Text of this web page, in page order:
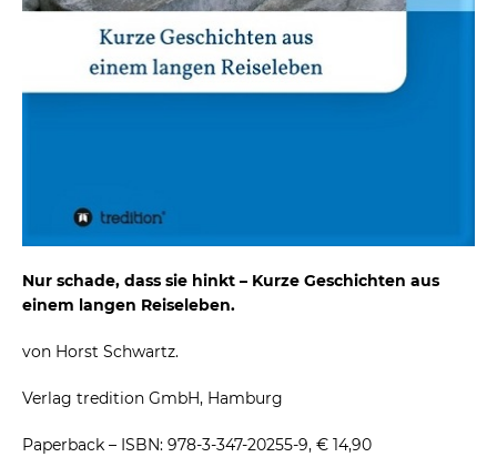
Nur schade, dass sie hinkt – Kurze Geschichten aus
einem langen Reiseleben.
von Horst Schwartz.
Verlag tredition GmbH, Hamburg
Paperback – ISBN: 978-3-347-20255-9, € 14,90